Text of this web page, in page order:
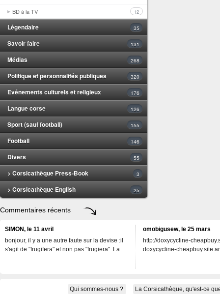
BD à la TV 12
Légendaire 35
Savoir faire 131
Médias 268
Politique et personnalités publiques 320
Evénements culturels et religieux 176
Langue corse 126
Sport (sauf football) 155
Football 146
Divers 55
> Corsicathèque Press-Book 3
> Corsicathèque English 25
Commentaires récents
SIMON, le 11 avril
bonjour, il y a une autre faute sur la devise :il
s'agit de "frugifera" et non pas "frugiera". La...
omobigusew, le 25 mars
http://doxycycline-
doxycycline-
Qui sommes-nous ? La Corsicathèque, qu'est-ce